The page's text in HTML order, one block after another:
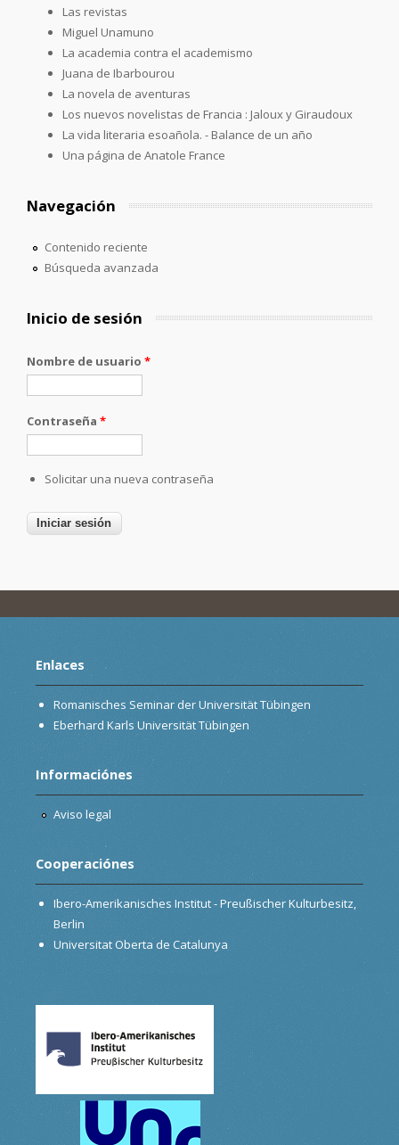
Las revistas
Miguel Unamuno
La academia contra el academismo
Juana de Ibarbourou
La novela de aventuras
Los nuevos novelistas de Francia : Jaloux y Giraudoux
La vida literaria esoañola. - Balance de un año
Una página de Anatole France
Navegación
Contenido reciente
Búsqueda avanzada
Inicio de sesión
Nombre de usuario *
Contraseña *
Solicitar una nueva contraseña
Enlaces
Romanisches Seminar der Universität Tübingen
Eberhard Karls Universität Tübingen
Informaciónes
Aviso legal
Cooperaciónes
Ibero-Amerikanisches Institut - Preußischer Kulturbesitz,
Berlin
Universitat Oberta de Catalunya